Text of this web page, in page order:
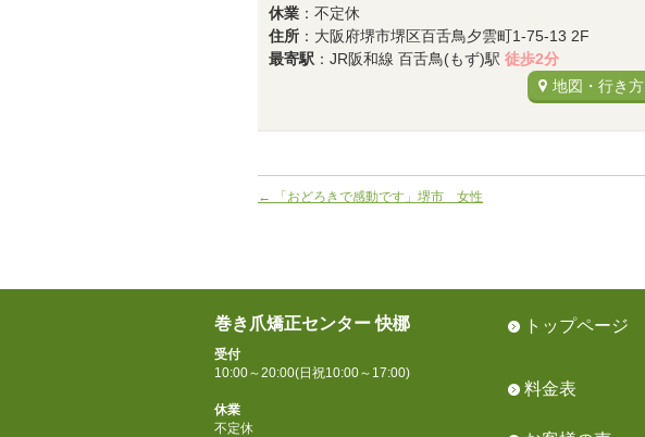
休業 ：不定休
住所 ：大阪府堺市堺区百舌鳥夕雲町1-75-13 2F
最寄駅 ：JR阪和線 百舌鳥(もず)駅 徒歩2分
地図・行き方
← 「おどろきで感動です」堺市 女性
巻き爪矯正センター 快梛
受付
10:00～20:00(日祝10:00～17:00)
休業
不定休
トップページ
料金表